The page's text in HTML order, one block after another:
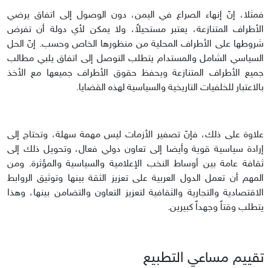
فمثلا، إنّ إنهاء الصراع في اليمن، دون الوصول إلى اتفاق يرضي
الأطراف المتنازعة، يعتبر مستحيلاً، ولا يمكن لأي دولة أن تفرض
شروطها على الأطراف المحلية من منظورها الخاص وحسب. إنّ الحل
السياسي الشامل والمستدام يتطلب التوصل إلى اتفاق يلبي مطالب
جميع الأطراف المتنازعة ويحفظ حقوق الأطراف جميعها مع الأخذ
بالاعتبار للخلفيات التاريخية والسياسية لهذه القضايا.
علاوة على ذلك، فإنّ تصفير الأزمات ليس مهمة سهلة، وتحتاج إلى
إرادة سياسية قوية وأيضا إلى تعاون دولي فعال، وتحويل ذلك إلى
ثقافة عامة بين أوساط النخب الإعلامية والسياسية والمؤثرة. ومن
المهم أن تعمل الدول العربية على تعزيز الثقة بينها وتوثيق الروابط
الاقتصادية والتجارية والثقافية لتعزيز التعاون والتضامن بينها، وهذا
يتطلب وقتاً وجهداً كبيرين.
تقييم مساعي التطبيع